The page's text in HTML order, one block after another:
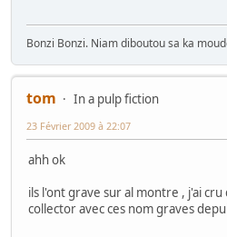
Bonzi Bonzi. Niam diboutou sa ka
tom
In a pulp fiction
23 Février 2009 à 22:07
ahh ok
ils l'ont grave sur al montre , j'ai
collector avec ces nom graves